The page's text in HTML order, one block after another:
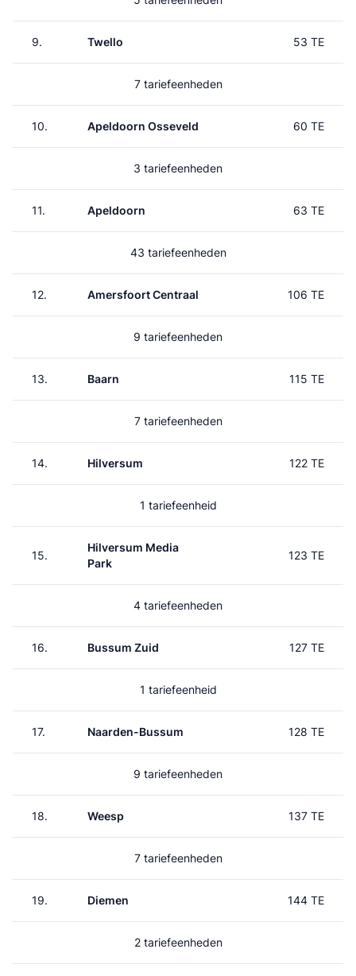
9. Twello 53 TE
7 tariefeenheden
10. Apeldoorn Osseveld 60 TE
3 tariefeenheden
11. Apeldoorn 63 TE
43 tariefeenheden
12. Amersfoort Centraal 106 TE
9 tariefeenheden
13. Baarn 115 TE
7 tariefeenheden
14. Hilversum 122 TE
1 tariefeenheid
15.
Hilversum Media
Park
123 TE
4 tariefeenheden
16. Bussum Zuid 127 TE
1 tariefeenheid
17. Naarden-Bussum 128 TE
9 tariefeenheden
18. Weesp 137 TE
7 tariefeenheden
19. Diemen 144 TE
2 tariefeenheden